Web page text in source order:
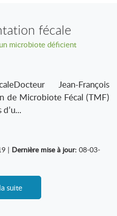
fécale
microbiote déficient
Jean-François
de Microbiote Fécal (TMF)
| Dernière mise à jour: 08-03-
suite